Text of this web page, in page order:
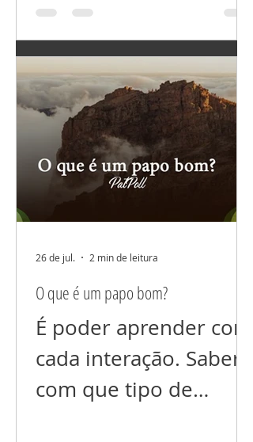
mal resolvidas ou
incompreendidas,
nada além disso! Não
fala nem dos que você
ama, nem dos que
você não ama (ainda).
Não espalhe suas
seus problemas. Tudo
que colocamos foco
cresce! E se você está
prejudicando alguém
energeticamente, com
O que é um papo bom?
É poder aprender com
cada interação. Saber
com que tipo de
26 de jul. 2 min de leitura